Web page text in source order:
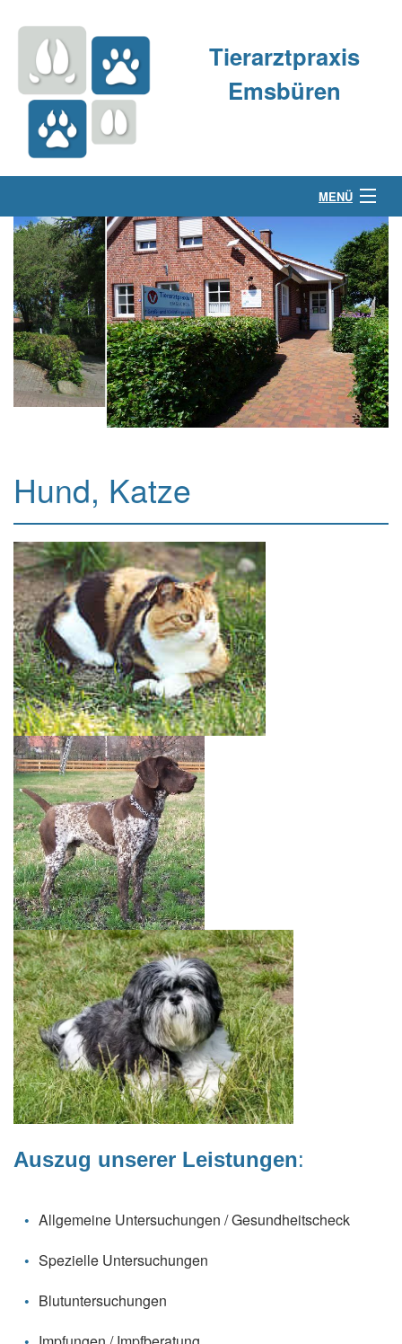
Tierarztpraxis
Emsbüren
MENÜ
Über uns
Kleintierpraxis
Großtierpraxis
Kontakt & Anfahrt
Hund, Katze
Auszug unserer Leistungen:
Allgemeine Untersuchungen / Gesundheitscheck
Spezielle Untersuchungen
Blutuntersuchungen